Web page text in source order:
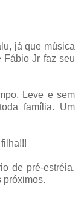
já que música
Fábio Jr faz seu
Leve e sem
família. Um
de pré-estréia.
próximos.